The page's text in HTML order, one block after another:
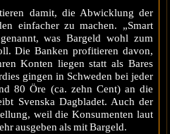
damit, die Abwicklung der
einfacher zu machen. „Smart
was Bargeld wohl zum
Die Banken profitieren davon,
Konten liegen statt als Bares
gingen in Schweden bei jeder
80 Öre (ca. zehn Cent) an die
Svenska Dagbladet. Auch der
weil die Konsumenten laut
ausgeben als mit Bargeld.